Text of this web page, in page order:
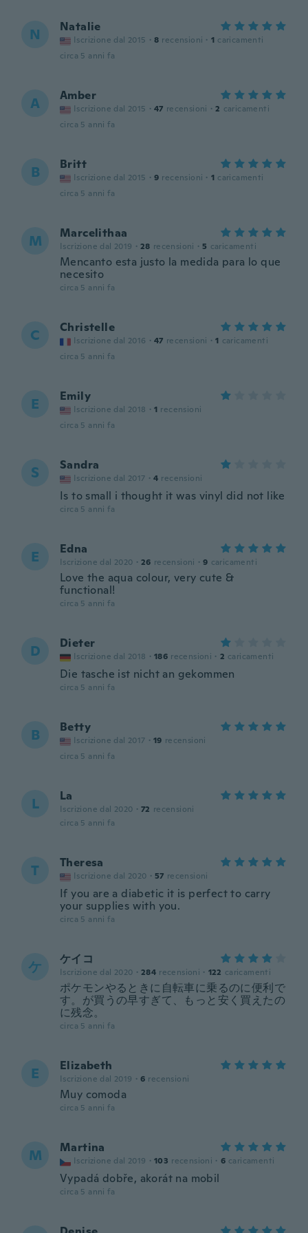
N Natalie
Iscrizione dal 2015 · 8 recensioni · 1 caricamenti
circa 5 anni fa
A Amber
Iscrizione dal 2015 · 47 recensioni · 2 caricamenti
circa 5 anni fa
B Britt
Iscrizione dal 2015 · 9 recensioni · 1 caricamenti
circa 5 anni fa
M Marcelithaa
Iscrizione dal 2019 · 28 recensioni · 5 caricamenti
Mencanto esta justo la medida para lo que
necesito
circa 5 anni fa
C Christelle
Iscrizione dal 2016 · 47 recensioni · 1 caricamenti
circa 5 anni fa
E Emily
Iscrizione dal 2018 · 1 recensioni
circa 5 anni fa
S Sandra
Iscrizione dal 2017 · 4 recensioni
Is to small i thought it was vinyl did not like
circa 5 anni fa
E Edna
Iscrizione dal 2020 · 26 recensioni · 9 caricamenti
Love the aqua colour, very cute &
functional!
circa 5 anni fa
D Dieter
Iscrizione dal 2018 · 186 recensioni · 2 caricamenti
Die tasche ist nicht an gekommen
circa 5 anni fa
B Betty
Iscrizione dal 2017 · 19 recensioni
circa 5 anni fa
L La
Iscrizione dal 2020 · 72 recensioni
circa 5 anni fa
T Theresa
Iscrizione dal 2020 · 57 recensioni
If you are a diabetic it is perfect to carry
your supplies with you.
circa 5 anni fa
ケ ケイコ
Iscrizione dal 2020 · 284 recensioni · 122 caricamenti
ポケモンやるときに自転車に乗るのに便利で
す。が買うの早すぎて、もっと安く買えたの
に残念。
circa 5 anni fa
E Elizabeth
Iscrizione dal 2019 · 6 recensioni
Muy comoda
circa 5 anni fa
M Martina
Iscrizione dal 2019 · 103 recensioni · 6 caricamenti
Vypadá dobře, akorát na mobil
circa 5 anni fa